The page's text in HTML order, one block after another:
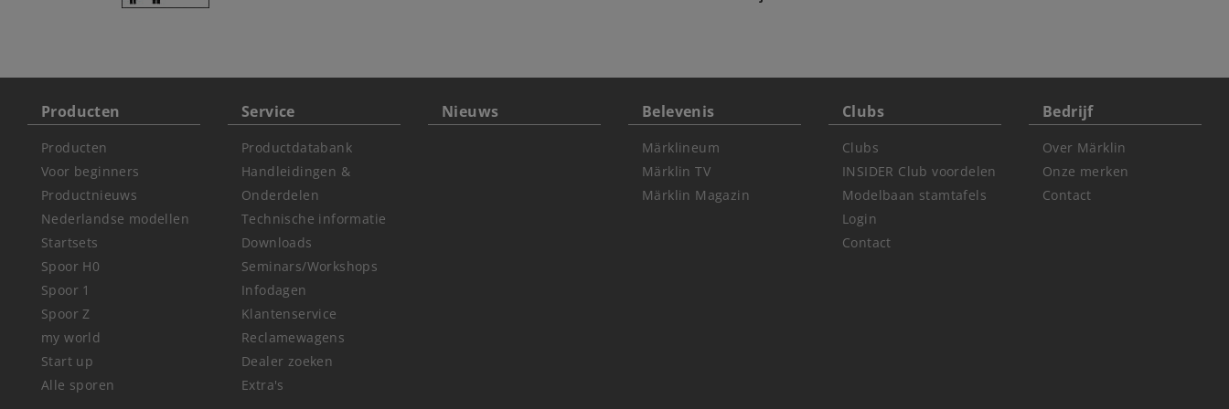
Producten
Producten
Voor beginners
Productnieuws
Nederlandse modellen
Startsets
Spoor H0
Spoor 1
Spoor Z
my world
Start up
Alle sporen
Service
Productdatabank
Handleidingen &
Onderdelen
Technische informatie
Downloads
Seminars/Workshops
Infodagen
Klantenservice
Reclamewagens
Dealer zoeken
Extra's
Nieuws Belevenis
Märklineum
Märklin TV
Märklin Magazin
Clubs
Clubs
INSIDER Club voordelen
Modelbaan stamtafels
Login
Contact
Bedrijf
Over Märklin
Onze merken
Contact